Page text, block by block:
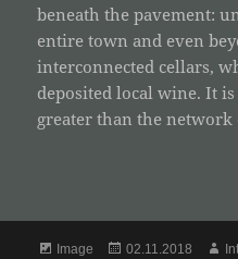
beneath the pavement:
entire town and even
interconnected cellars,
deposited local wine. It
greater than the network
Format
Image
Posted
02.11.2018